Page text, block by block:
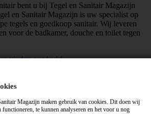
bent u bij Tegel en Sanitair Magazijn
en Sanitair Magazijn is uw specialist op
tegels en goedkoop sanitair. Wij leveren
voor de badkamer, douche en toilet tegen
vinden ons leuk!
Magazijn maken gebruik van cookies. Dit doen wij
functioneren, te kunnen analyseren en het voor u nog